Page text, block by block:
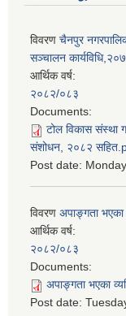
विवरण चैनपुर
सञ्चालन
आर्थिक वर्ष:
२०८२/०८३
Documents:
टोल विकास संस्था
संशोधन, २०८२
Post date:
विवरण अपाङ्गता भएका
आर्थिक वर्ष:
२०८२/०८३
Documents:
अपाङ्गता भएका
Post date: